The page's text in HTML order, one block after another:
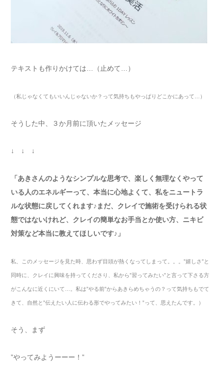
テキストも作りかけては…（止めて…）
（私じゃなくてもいいんじゃないか？って気持ちもやっぱりどこかにあって ）
そうした中、３か月前に頂いたメッセージ
↓ ↓ ↓
「あきさんのようなシンプルな思考で、楽しく無理なくやって
いる人のエネルギーって、本当に心地よくて、私をニュートラ
ルな状態に戻してくれます♪まだ、クレイで施術を受けられる状
態ではないけれど、クレイの簡単なお手当とか使い方、ニキビ
対策など本当に教えてほしいです♪」
私、このメッセージを見た時、思わず目頭が熱くなってしまって。。。 ”嬉しさ”と
同時に、クレイに興味を持ってくださり、私から”習ってみたい”と言って下さる方
がこんなに近くにいて 。私は”やる前”からあきらめちゃうの？って気持ちもでて
きて、自然と”伝えたい人に伝わる形でやってみたい！ ”って、思えたんです。）
そう、まず
”やってみようーーー！”